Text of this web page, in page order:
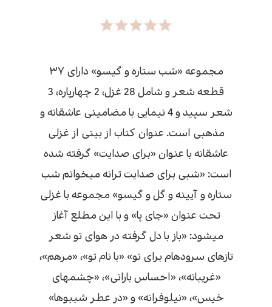
مجموعه «شب ستاره و گیسو» دارای ۳۷
قطعه شعر و شامل 28 غزل، 2 چهارپاره، 3
شعر سپید و 4 نیمایی با مضامینی عاشقانه و
مذهبی است. عنوان کتاب از بیتی از غزلی
عاشقانه با عنوان «برای صدایت» گرفته شده
است: «شبی برای صدایت ترانه میخوانم شب
ستاره و آیینه و گل و گیسو» مجموعه با غزلی
تحت عنوان «جای پا» و با این مطلع آغاز
میشود: «باز با دل گرفته در هوای تو شعر
تازهای سرودهام برای تو» «با نام تو»، «مرهم»،
«غریبانه»، «احساس بارانی»، «چشمهای
خیس»، «نیلوفرانه» و «در عطر شببوها»